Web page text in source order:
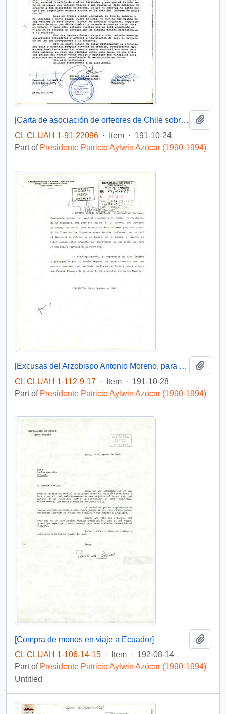
[Carta de asociación de orfebres de Chile sobre exportación de lapislazuli]
CL CLUAH 1-91-22096 · Item · 191-10-24
Part of Presidente Patricio Aylwin Azócar (1990-1994)
[Excusas del Arzobispo Antonio Moreno, para asistir al Acto de la firma de los Proyectos sobre Asuntos Indígenas]
CL CLUAH 1-112-9-17 · Item · 191-10-28
Part of Presidente Patricio Aylwin Azócar (1990-1994)
[Compra de monos en viaje a Ecuador]
CL CLUAH 1-106-14-15 · Item · 192-08-14
Part of Presidente Patricio Aylwin Azócar (1990-1994)
Untitled